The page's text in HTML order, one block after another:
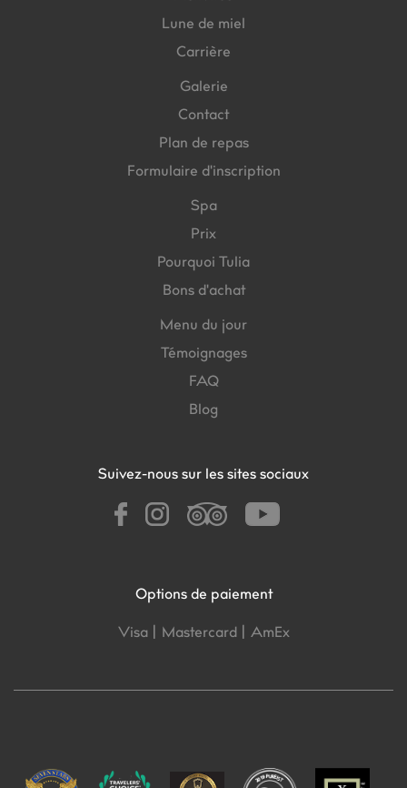
Lune de miel
Carrière
Galerie
Contact
Plan de repas
Formulaire d'inscription
Spa
Prix
Pourquoi Tulia
Bons d'achat
Menu du jour
Témoignages
FAQ
Blog
Suivez-nous sur les sites sociaux
Options de paiement
Visa | Mastercard | AmEx